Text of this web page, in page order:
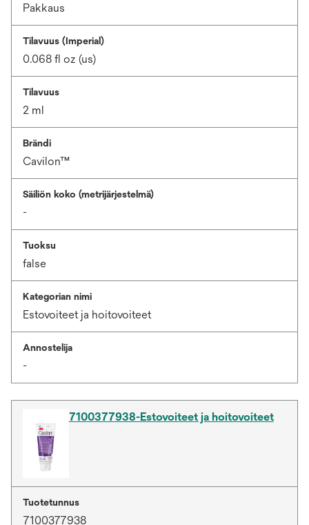
Pakkaus
Tilavuus (Imperial)
0.068 fl oz (us)
Tilavuus
2 ml
Brändi
Cavilon™
Säiliön koko (metrijärjestelmä)
-
Tuoksu
false
Kategorian nimi
Estovoiteet ja hoitovoiteet
Annostelija
-
7100377938-Estovoiteet ja hoitovoiteet
Tuotetunnus
7100377938